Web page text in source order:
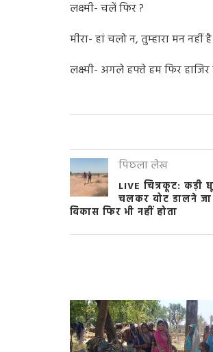
लक्ष्मी- चलें फिर ?
मीरा- हां चलो न, तुम्हारा मन नहीं
लक्ष्मी- अगले हफ्ते हम फिर
पिछला लेख
LIVE चित्रकूट: कड़ी
चलकर वोट डालने
विकास फिर भी नहीं होता